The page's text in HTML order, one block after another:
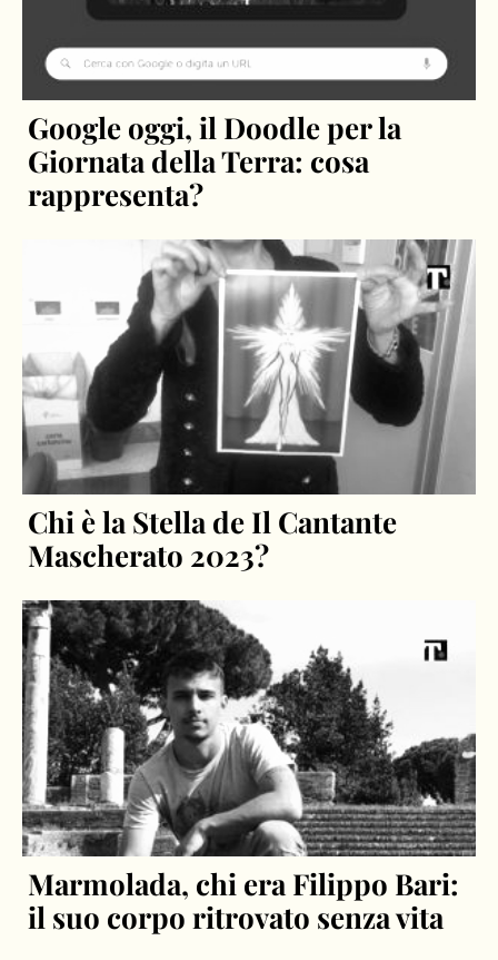
Google oggi, il Doodle per la
Giornata della Terra: cosa
rappresenta?
Chi è la Stella de Il Cantante
Mascherato 2023?
Marmolada, chi era Filippo Bari:
il suo corpo ritrovato senza vita